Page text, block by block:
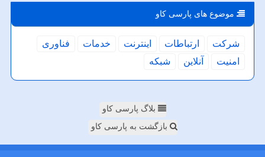
موضوع های پارسی كاو
شركت ارتباطات اینترنت خدمات
فناوری
امنیت
آنلاین شبكه
بلاگ پارسی کاو
بازگشت به پارسی کاو